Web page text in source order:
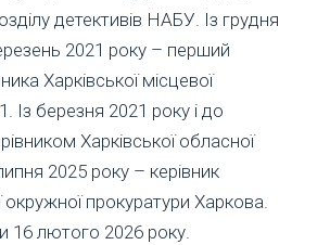
детективів НАБУ. Із грудня
2021 року – перший
Харківської місцевої
Із березня 2021 року і до
Харківської обласної
2025 року – керівник
окружної прокуратури Харкова.
16 лютого 2026 року.